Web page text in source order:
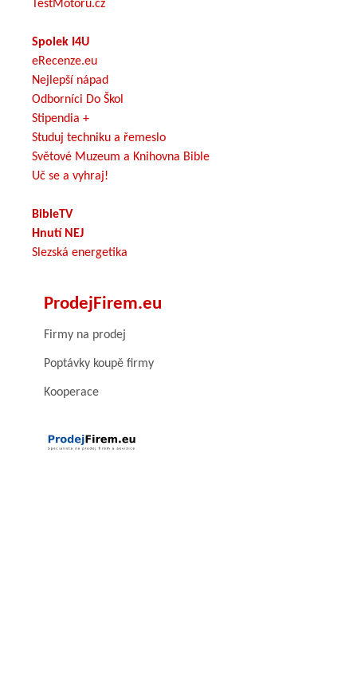
TestMotoru.cz
Spolek I4U
eRecenze.eu
Nejlepší nápad
Odborníci Do Škol
Stipendia +
Studuj techniku a řemeslo
Světové Muzeum a Knihovna Bible
Uč se a vyhraj!
BibleTV
Hnutí NEJ
Slezská energetika
ProdejFirem.eu
Firmy na prodej
Poptávky koupě firmy
Kooperace